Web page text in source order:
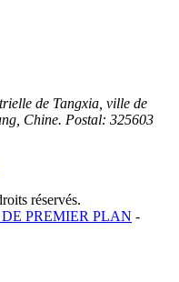
de Tangxia, ville de
Chine. Postal: 325603
réservés.
PREMIER PLAN -